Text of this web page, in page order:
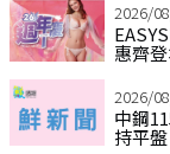
2026/
惠齊
2026/
中鋼
持平盤